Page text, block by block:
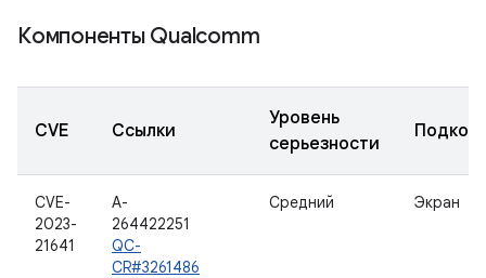
Компоненты Qualcomm
CVE Ссылки
Уровень
серьезности
CVE-
2023-
21641
A-
264422251
QC-
CR#3261486
Средний Экран